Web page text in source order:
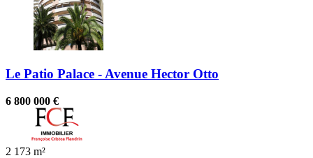
Le Patio Palace - Avenue Hector Otto
6 800 000 €
2 173 m²